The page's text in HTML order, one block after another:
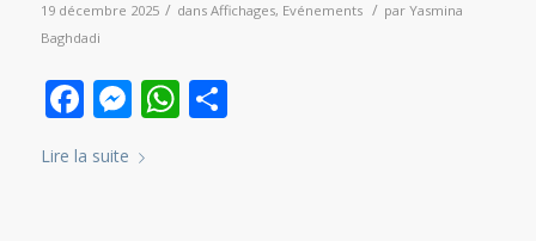
19 décembre 2025 / dans Affichages, Evénements / par Yasmina
Baghdadi
Facebook
Messenger
WhatsApp
Partager
Lire la suite